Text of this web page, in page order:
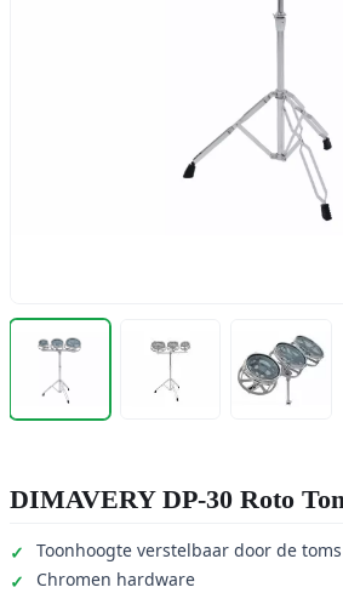
DIMAVERY DP-30 Roto
Toonhoogte verstelbaar door de
Chromen hardware